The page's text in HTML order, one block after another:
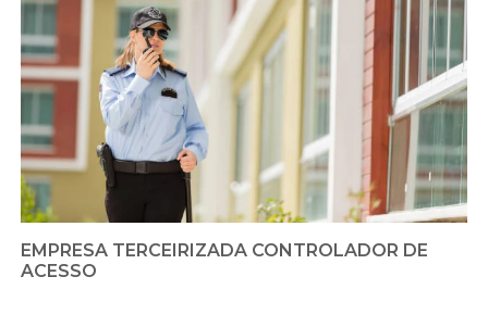
EMPRESA TERCEIRIZADA CONTROLADOR DE
ACESSO